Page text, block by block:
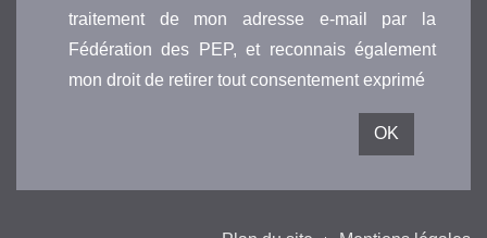
traitement de mon adresse e-mail par la
Fédération des PEP, et reconnais également
mon droit de retirer tout consentement exprimé